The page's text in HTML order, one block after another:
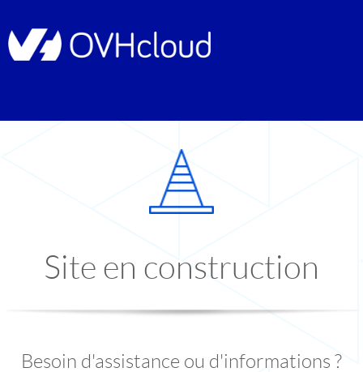
Site en construction
Besoin d'assistance ou d'informations ?